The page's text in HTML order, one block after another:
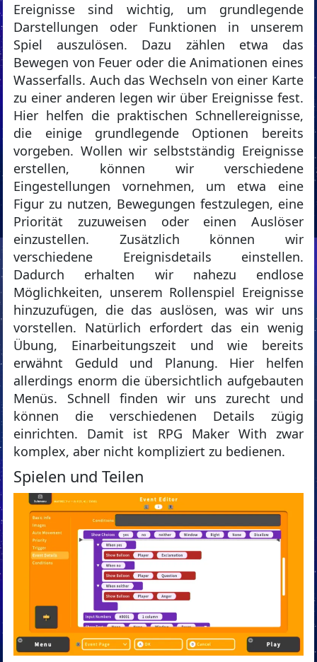
Ereignisse sind wichtig, um grundlegende
Darstellungen oder Funktionen in unserem
Spiel auszulösen. Dazu zählen etwa das
Bewegen von Feuer oder die Animationen eines
Wasserfalls. Auch das Wechseln von einer Karte
zu einer anderen legen wir über Ereignisse fest.
Hier helfen die praktischen Schnellereignisse,
die einige grundlegende Optionen bereits
vorgeben. Wollen wir selbstständig Ereignisse
erstellen, können wir verschiedene
Eingestellungen vornehmen, um etwa eine
Figur zu nutzen, Bewegungen festzulegen, eine
Priorität zuzuweisen oder einen Auslöser
einzustellen. Zusätzlich können wir
verschiedene Ereignisdetails einstellen.
Dadurch erhalten wir nahezu endlose
Möglichkeiten, unserem Rollenspiel Ereignisse
hinzuzufügen, die das auslösen, was wir uns
vorstellen. Natürlich erfordert das ein wenig
Übung, Einarbeitungszeit und wie bereits
erwähnt Geduld und Planung. Hier helfen
allerdings enorm die übersichtlich aufgebauten
Menüs. Schnell finden wir uns zurecht und
können die verschiedenen Details zügig
einrichten. Damit ist RPG Maker With zwar
komplex, aber nicht kompliziert zu bedienen.
Spielen und Teilen